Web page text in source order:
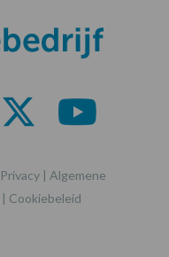
Privacy | Algemene
| Cookiebeleid